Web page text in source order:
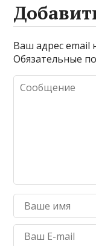
Ваш адрес email
Обязательные